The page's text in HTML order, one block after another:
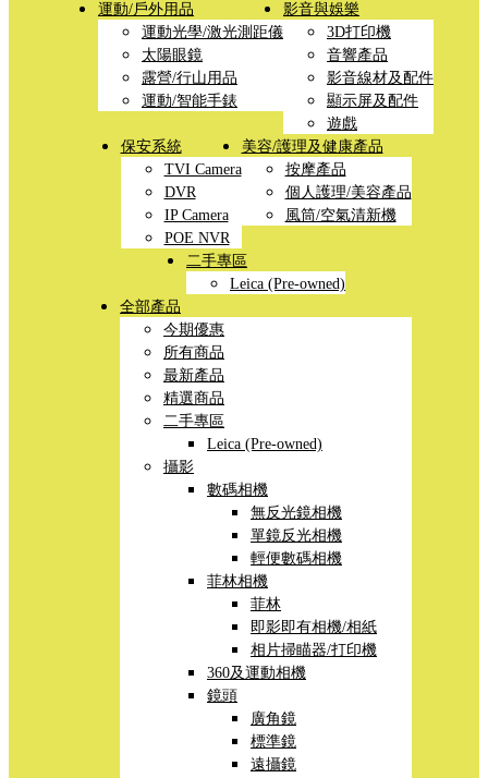
運動/戶外用品
運動光學/激光測距儀
太陽眼鏡
露營/行山用品
運動/智能手錶
影音與娛樂
3D打印機
音響產品
影音線材及配件
顯示屏及配件
遊戲
保安系統
TVI Camera
DVR
IP Camera
POE NVR
美容/護理及健康產品
按摩產品
個人護理/美容產品
風筒/空氣清新機
二手專區
Leica (Pre-owned)
全部產品
今期優惠
所有商品
最新產品
精選商品
二手專區
Leica (Pre-owned)
攝影
數碼相機
無反光鏡相機
單鏡反光相機
輕便數碼相機
菲林相機
菲林
即影即有相機/相紙
相片掃瞄器/打印機
360及運動相機
鏡頭
廣角鏡
標準鏡
遠攝鏡